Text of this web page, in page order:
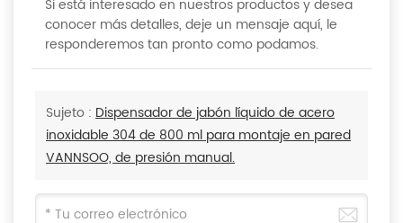
Si está interesado en nuestros productos y desea
conocer más detalles, deje un mensaje aquí, le
responderemos tan pronto como podamos.
Sujeto : Dispensador de jabón líquido de acero
inoxidable 304 de 800 ml para montaje en pared
VANNSOO, de presión manual.